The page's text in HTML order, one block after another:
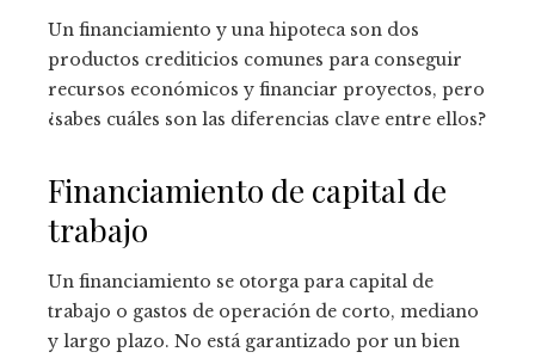
Un financiamiento y una hipoteca son dos
productos crediticios comunes para conseguir
recursos económicos y financiar proyectos, pero
¿sabes cuáles son las diferencias clave entre ellos?
Financiamiento de capital de
trabajo
Un financiamiento se otorga para capital de
trabajo o gastos de operación de corto, mediano
y largo plazo. No está garantizado por un bien